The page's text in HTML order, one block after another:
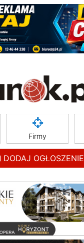
Firmy
DODAJ OGŁOSZENIE